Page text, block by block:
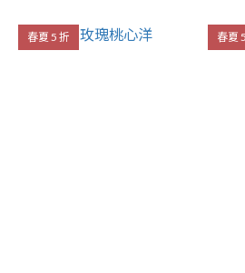
春夏 5 折 春夏